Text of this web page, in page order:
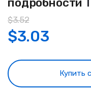
подробности
$3.52
$3.03
Купить